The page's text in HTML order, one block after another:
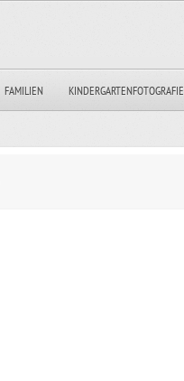
FAMILIEN KINDERGARTENFOTOGRAFIE